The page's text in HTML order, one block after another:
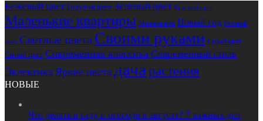
Бежевый цвет Голубой цвет Зеленый цвет Красный цвет
Маленькие квартиры Минимализм Новый год Розовый
цвет Светлые цвета Своими руками Серый цвет
Синий цвет Современная классика Современный стиль
Эклектика Яркие цвета дача растения
НОВЫЕ
Что делать в саду и огороде в августе? 7 важных дел,